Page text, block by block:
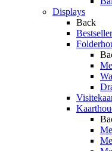
Displays
Back